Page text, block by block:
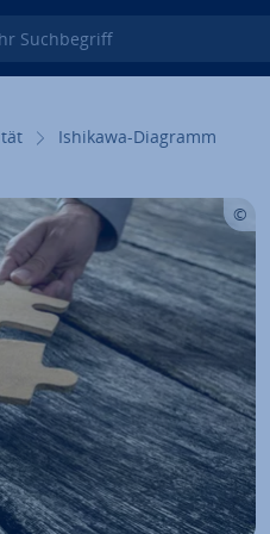
Such­be­griff
Ishikawa-Diagramm